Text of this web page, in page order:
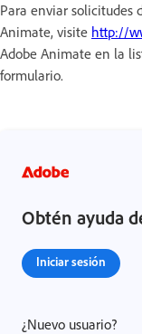
Para enviar solicitudes
Animate, visite http://
Adobe Animate en la
formulario.
Obtén ayuda
Iniciar sesión
¿Nuevo usuario?